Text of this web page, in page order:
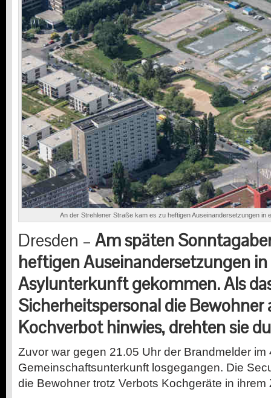
An der Strehlener Straße kam es zu heftigen Auseinandersetzungen in
Dresden – Am späten
heftigen Auseinandersetzungen
Asylunterkunft gekommen. Als
Sicherheitspersonal die Bewohner
Kochverbot hinwies, drehten sie
Zuvor war gegen 21.05 Uhr der Brandmelder im
Gemeinschaftsunterkunft losgegangen. Die
die Bewohner trotz Verbots Kochgeräte in ihrem